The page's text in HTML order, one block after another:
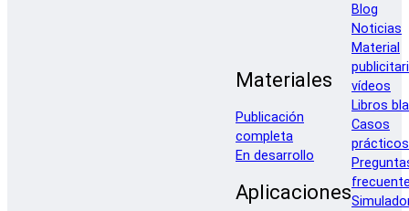
Materiales
Publicación
completa
En desarrollo
Aplicaciones
Blog
Noticias
Material
vídeos
Libros
Casos
prácticos